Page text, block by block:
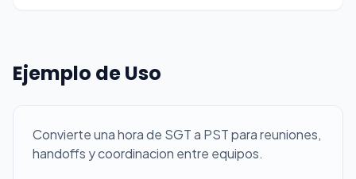
Ejemplo de Uso
Convierte una hora de SGT a PST para reuniones,
handoffs y coordinacion entre equipos.